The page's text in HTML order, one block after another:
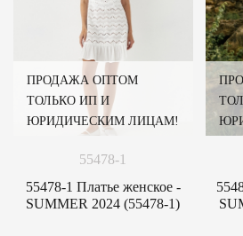
ПРОДАЖА ОПТОМ
ТОЛЬКО ИП И
ЮРИДИЧЕСКИМ ЛИЦАМ!
55478-1
55478-1 Платье женское -
SUMMER 2024 (55478-1)